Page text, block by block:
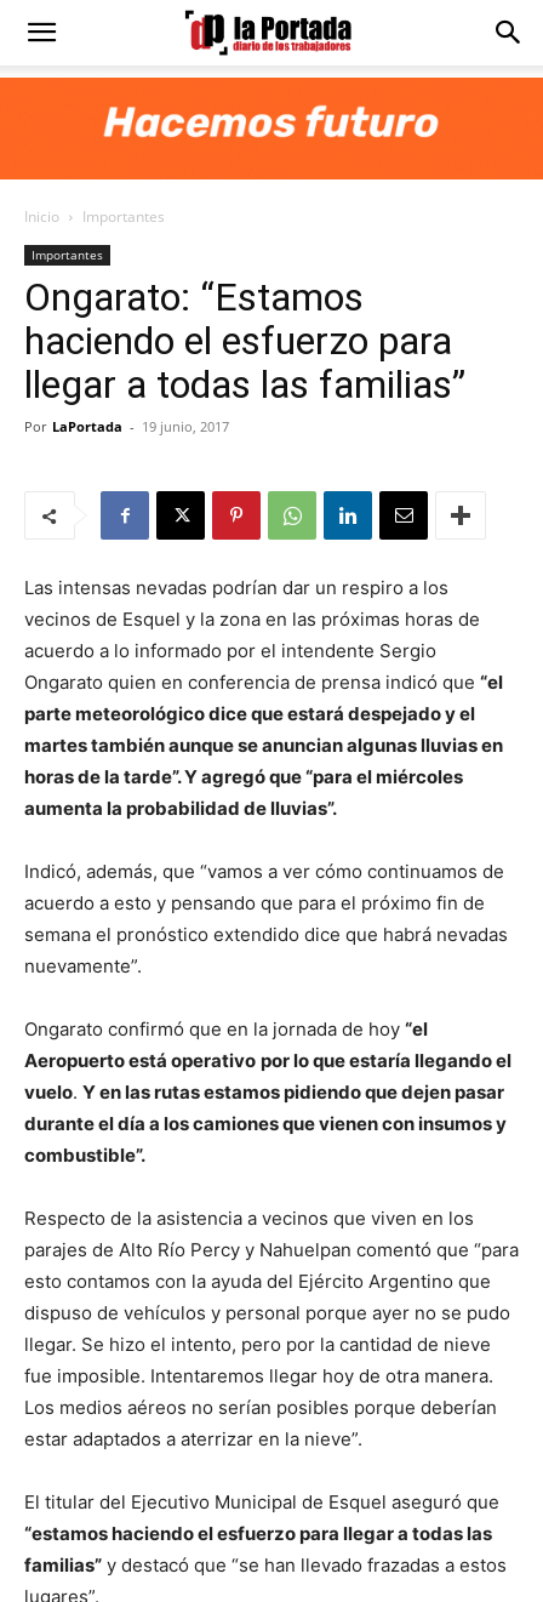
Diario
Portada
Inicio Importantes
Importantes
Ongarato: “Estamos
haciendo el esfuerzo para
llegar a todas las familias”
Por LaPortada - 19 junio, 2017
Las intensas nevadas podrían dar un respiro a los
vecinos de Esquel y la zona en las próximas horas de
acuerdo a lo informado por el intendente Sergio
Ongarato quien en conferencia de prensa indicó que “el
parte meteorológico dice que estará despejado y el
martes también aunque se anuncian algunas lluvias en
horas de la tarde”. Y agregó que “para el miércoles
aumenta la probabilidad de lluvias”.
Indicó, además, que “vamos a ver cómo continuamos de
acuerdo a esto y pensando que para el próximo fin de
semana el pronóstico extendido dice que habrá nevadas
nuevamente”.
Ongarato confirmó que en la jornada de hoy “el
Aeropuerto está operativo por lo que estaría llegando el
vuelo. Y en las rutas estamos pidiendo que dejen pasar
durante el día a los camiones que vienen con insumos y
combustible”.
Respecto de la asistencia a vecinos que viven en los
parajes de Alto Río Percy y Nahuelpan comentó que “para
esto contamos con la ayuda del Ejército Argentino que
dispuso de vehículos y personal porque ayer no se pudo
llegar. Se hizo el intento, pero por la cantidad de nieve
fue imposible. Intentaremos llegar hoy de otra manera.
Los medios aéreos no serían posibles porque deberían
estar adaptados a aterrizar en la nieve”.
El titular del Ejecutivo Municipal de Esquel aseguró que
“estamos haciendo el esfuerzo para llegar a todas las
familias” y destacó que “se han llevado frazadas a estos
lugares”.